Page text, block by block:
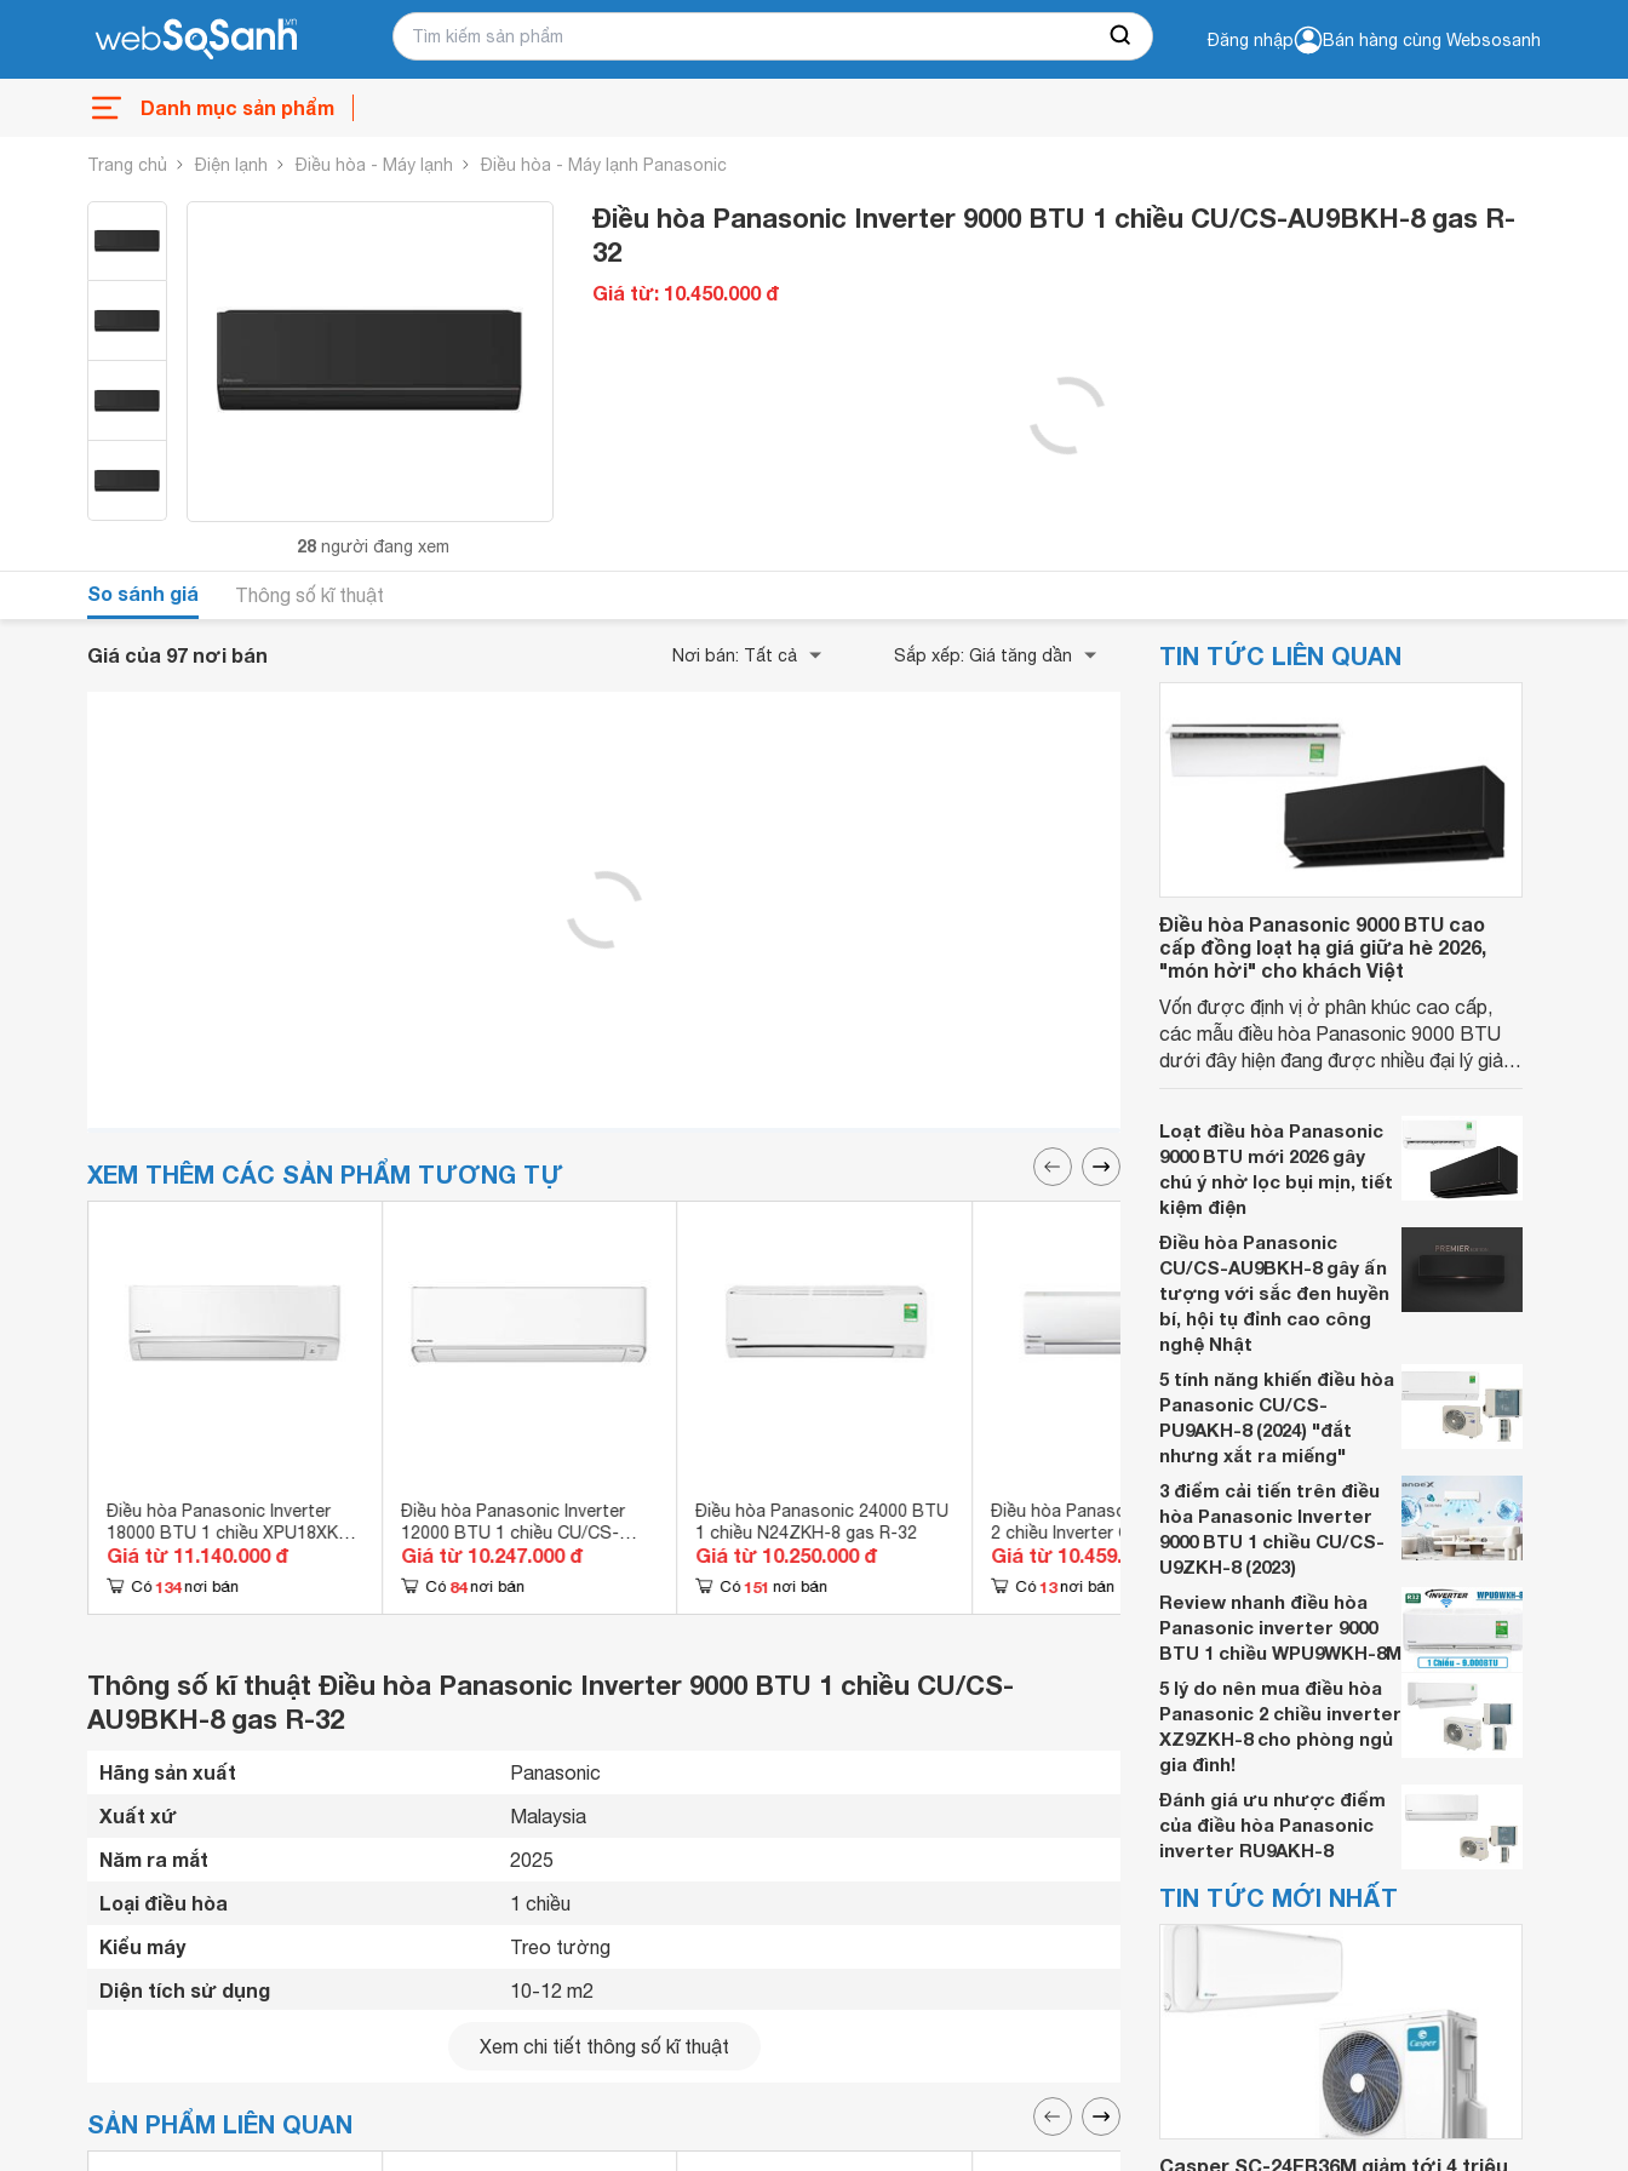
Đăng nhập Bán hàng cùng Websosanh
Danh mục sản phẩm
Trang chủ Điện lạnh Điều hòa - Máy lạnh Điều hòa - Máy lạnh Panasonic
28 người đang xem
Điều hòa Panasonic Inverter 9000 BTU 1 chiều CU/CS-AU9BKH-8 gas R-
32
Giá từ: 10.450.000 đ
So sánh giá Thông số kĩ thuật
Giá của 97 nơi bán Nơi bán: Tất cả Sắp xếp: Giá tăng dần
XEM THÊM CÁC SẢN PHẨM TƯƠNG TỰ
Điều hòa Panasonic Inverter
18000 BTU 1 chiều XPU18XKH-
8 gas R-32
Giá từ 11.140.000 đ
Có 134 nơi bán
Điều hòa Panasonic Inverter
12000 BTU 1 chiều CU/CS-
XU12XKH-8 gas R-32
Giá từ 10.247.000 đ
Có 84 nơi bán
Điều hòa Panasonic 24000 BTU
1 chiều N24ZKH-8 gas R-32
Giá từ 10.250.000 đ
Có 151 nơi bán
Điều hòa Panasonic 9000 BTU
2 chiều Inverter CU/CS-
YZ9SKH-8 gas R-32
Giá từ 10.459.000 đ
Có 13 nơi bán
Điều hòa Panasonic 12000 BTU
1 chiều Inverter CU/CS-
U12TKH-8 gas R-32
Giá từ 11.450.000 đ
Thông số kĩ thuật Điều hòa Panasonic Inverter 9000 BTU 1 chiều CU/CS-
AU9BKH-8 gas R-32
Hãng sản xuất Panasonic
Xuất xứ Malaysia
Năm ra mắt 2025
Loại điều hòa 1 chiều
Kiểu máy Treo tường
Diện tích sử dụng 10-12 m2
9000 Btu
Công suất tiêu thụ trung bình
Xem chi tiết thông số kĩ thuật
SẢN PHẨM LIÊN QUAN
TIN TỨC LIÊN QUAN
Điều hòa Panasonic 9000 BTU cao
cấp đồng loạt hạ giá giữa hè 2026,
"món hời" cho khách Việt
Vốn được định vị ở phân khúc cao cấp,
các mẫu điều hòa Panasonic 9000 BTU
dưới đây hiện đang được nhiều đại lý giảm
giải pháp làm mát hiệu quả cho phòng có
diện tích dưới 15 m2.
Loạt điều hòa Panasonic
9000 BTU mới 2026 gây
chú ý nhờ lọc bụi mịn, tiết
kiệm điện
Điều hòa Panasonic
CU/CS-AU9BKH-8 gây ấn
tượng với sắc đen huyền
bí, hội tụ đỉnh cao công
nghệ Nhật
5 tính năng khiến điều hòa
Panasonic CU/CS-
PU9AKH-8 (2024) "đắt
nhưng xắt ra miếng"
3 điểm cải tiến trên điều
hòa Panasonic Inverter
9000 BTU 1 chiều CU/CS-
U9ZKH-8 (2023)
Review nhanh điều hòa
Panasonic inverter 9000
BTU 1 chiều WPU9WKH-8M
5 lý do nên mua điều hòa
Panasonic 2 chiều inverter
XZ9ZKH-8 cho phòng ngủ
gia đình!
Đánh giá ưu nhược điểm
của điều hòa Panasonic
inverter RU9AKH-8
TIN TỨC MỚI NHẤT
Casper SC-24FB36M giảm tới 4 triệu